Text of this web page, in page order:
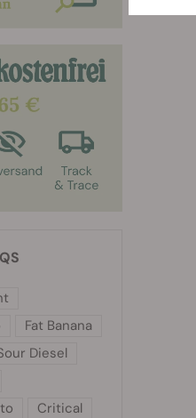
Fat Banana
Diesel
Critical